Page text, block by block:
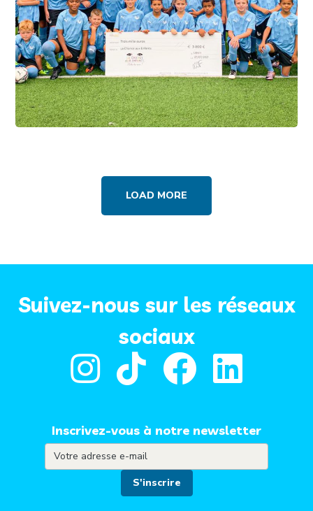
photo9
LOAD MORE
Suivez-nous sur les réseaux
sociaux
Inscrivez-vous à notre newsletter